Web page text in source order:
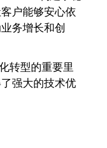
户能够安心依
务增长和创
转型的重要里
强大的技术优